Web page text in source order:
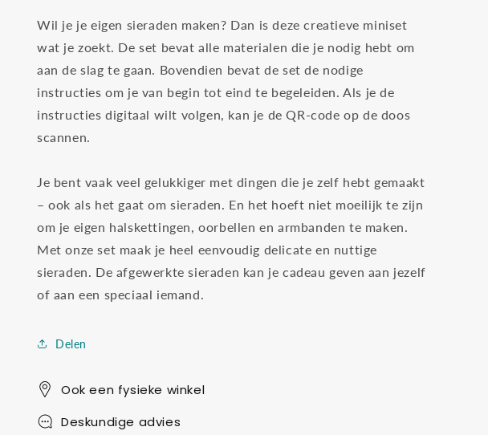
Wil je je eigen sieraden maken? Dan is deze creatieve miniset
wat je zoekt. De set bevat alle materialen die je nodig hebt om
aan de slag te gaan. Bovendien bevat de set de nodige
instructies om je van begin tot eind te begeleiden. Als je de
instructies digitaal wilt volgen, kan je de QR-code op de doos
scannen.
Je bent vaak veel gelukkiger met dingen die je zelf hebt gemaakt
– ook als het gaat om sieraden. En het hoeft niet moeilijk te zijn
om je eigen halskettingen, oorbellen en armbanden te maken.
Met onze set maak je heel eenvoudig delicate en nuttige
sieraden. De afgewerkte sieraden kan je cadeau geven aan jezelf
of aan een speciaal iemand.
Delen
Ook een fysieke winkel
Deskundige advies